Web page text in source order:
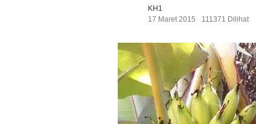
KH1
17 Maret 2015
111371 Dilihat